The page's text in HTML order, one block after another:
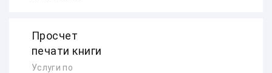
Просчет
печати книги
Услуги по